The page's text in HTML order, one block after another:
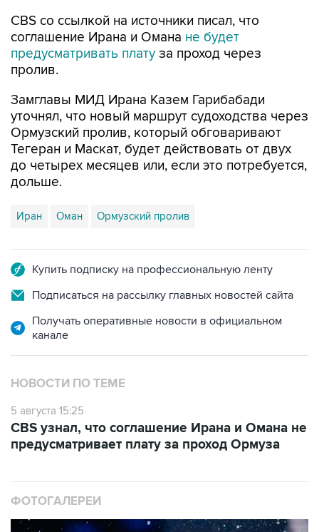
CBS со ссылкой на источники писал, что
соглашение Ирана и Омана не будет
предусматривать плату за проход через
пролив.
Замглавы МИД Ирана Казем Гарибабади
уточнял, что новый маршрут судоходства через
Ормузский пролив, который обговаривают
Тегеран и Маскат, будет действовать от двух
до четырех месяцев или, если это потребуется,
дольше.
Иран Оман Ормузский пролив
Купить подписку на профессиональную ленту
Подписаться на рассылку главных новостей сайта
Получать оперативные новости в официальном
канале
НОВОСТИ ПО ТЕМЕ
5 августа 15:25
CBS узнал, что соглашение Ирана и Омана не
предусматривает плату за проход Ормуза
ФОТОГАЛЕРЕИ